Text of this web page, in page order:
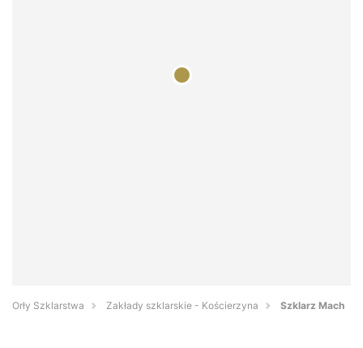
Orły Szklarstwa Zakłady szklarskie - Kościerzyna Szklarz Mach